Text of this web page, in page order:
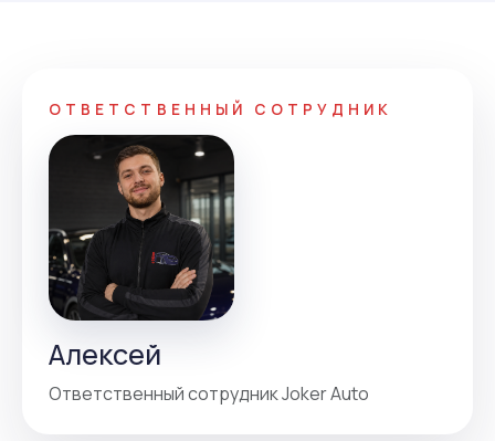
ОТВЕТСТВЕННЫЙ СОТРУДНИК
Алексей
Ответственный сотрудник Joker Auto